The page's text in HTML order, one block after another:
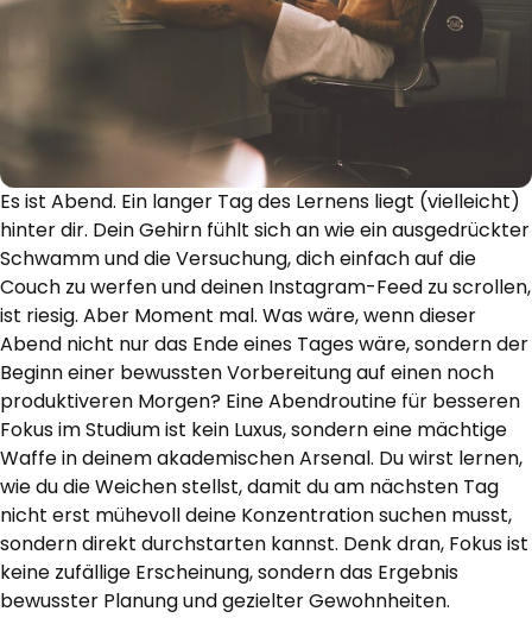
Es ist Abend. Ein langer Tag des Lernens liegt (vielleicht)
hinter dir. Dein Gehirn fühlt sich an wie ein ausgedrückter
Schwamm und die Versuchung, dich einfach auf die
Couch zu werfen und deinen Instagram-Feed zu scrollen,
ist riesig. Aber Moment mal. Was wäre, wenn dieser
Abend nicht nur das Ende eines Tages wäre, sondern der
Beginn einer bewussten Vorbereitung auf einen noch
produktiveren Morgen? Eine Abendroutine für besseren
Fokus im Studium ist kein Luxus, sondern eine mächtige
Waffe in deinem akademischen Arsenal. Du wirst lernen,
wie du die Weichen stellst, damit du am nächsten Tag
nicht erst mühevoll deine Konzentration suchen musst,
sondern direkt durchstarten kannst. Denk dran, Fokus ist
keine zufällige Erscheinung, sondern das Ergebnis
bewusster Planung und gezielter Gewohnheiten.